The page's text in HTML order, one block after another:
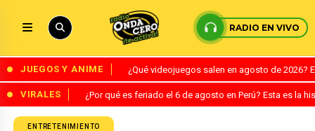
RADIO EN VIVO
JUEGOS Y ANIME ¿Qué videojuegos salen en agosto de
VIRALES ¿Por qué es feriado el 6 de agosto en Perú? Esta es la
ENTRETENIMIENTO